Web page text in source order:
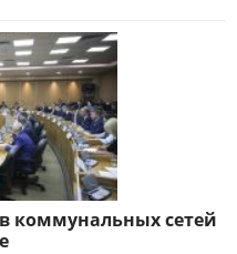
коммунальных сетей